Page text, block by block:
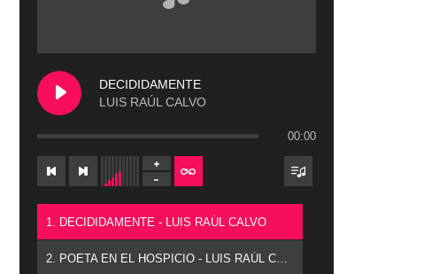
DECIDIDAMENTE
LUIS RAÚL CALVO
00:00
1. DECIDIDAMENTE - LUIS RAÚL CALVO
2. POETA EN EL HOSPICIO - LUIS RAÚL CALVO